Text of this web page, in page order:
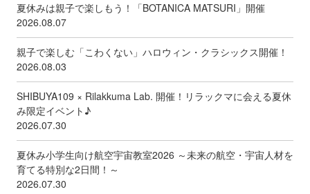
夏休みは親子で楽しもう！「BOTANICA MATSURI」開催
2026.08.07
親子で楽しむ「こわくない」ハロウィン・クラシックス開催！
2026.08.03
SHIBUYA109 × Rilakkuma Lab. 開催！リラックマに会える夏休
み限定イベント♪
2026.07.30
夏休み小学生向け航空宇宙教室2026 ～未来の航空・宇宙人材を
育てる特別な2日間！～
2026.07.30